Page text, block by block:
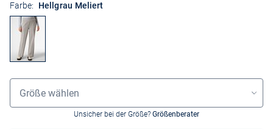
Farbe: Hellgrau Meliert
Größenauswahl
Größe wählen
Unsicher bei der Größe? Größenberater